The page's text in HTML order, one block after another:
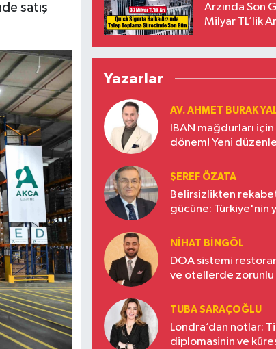
satış
Arzında Son
Milyar TL’lik
Eriyor
Yazarlar
AV. AHMET BURAK
IBAN mağdurları
dönem! Yeni
ŞEREF ÖZATA
Belirsizlikten
gücüne: Türkiye'nin
NIHAT BINGÖL
DOA sistemi
ve otellerde zorunlu
TUBA SARAÇOĞLU
Londra’dan notlar:
diplomasinin ve